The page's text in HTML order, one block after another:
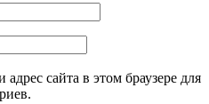
сайта в этом браузере для